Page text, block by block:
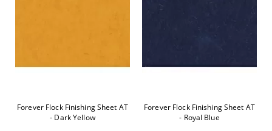
Forever Flock Finishing Sheet AT
- Dark Yellow
Forever Flock Finishing Sheet AT
- Royal Blue